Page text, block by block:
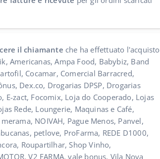
il chiamante che ha effettuato l'acquisto
Americanas, Ampa Food, Babybiz, Band
Cocamar, Comercial Barracred,
Dex.co, Drogarias DPSP, Drogarias
E-zact, Focomix, Loja do Cooperado, Lojas
Rede, Loungerie, Maquinas e Café,
NOIVAH, Pague Menos, Panvel,
petlove, ProFarma, REDE D1000,
Roupartilhar, Shop Vinho,
V2 FARMA, vale bonus, Vila Nova